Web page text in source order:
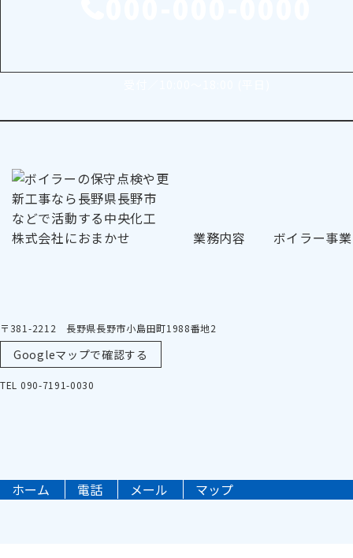
業務内容 ボイラー事業
〒381-2212 長野県長野市小島田町1988番地2
Googleマップで確認する
TEL 090-7191-0030
ホーム 電話 メール マップ